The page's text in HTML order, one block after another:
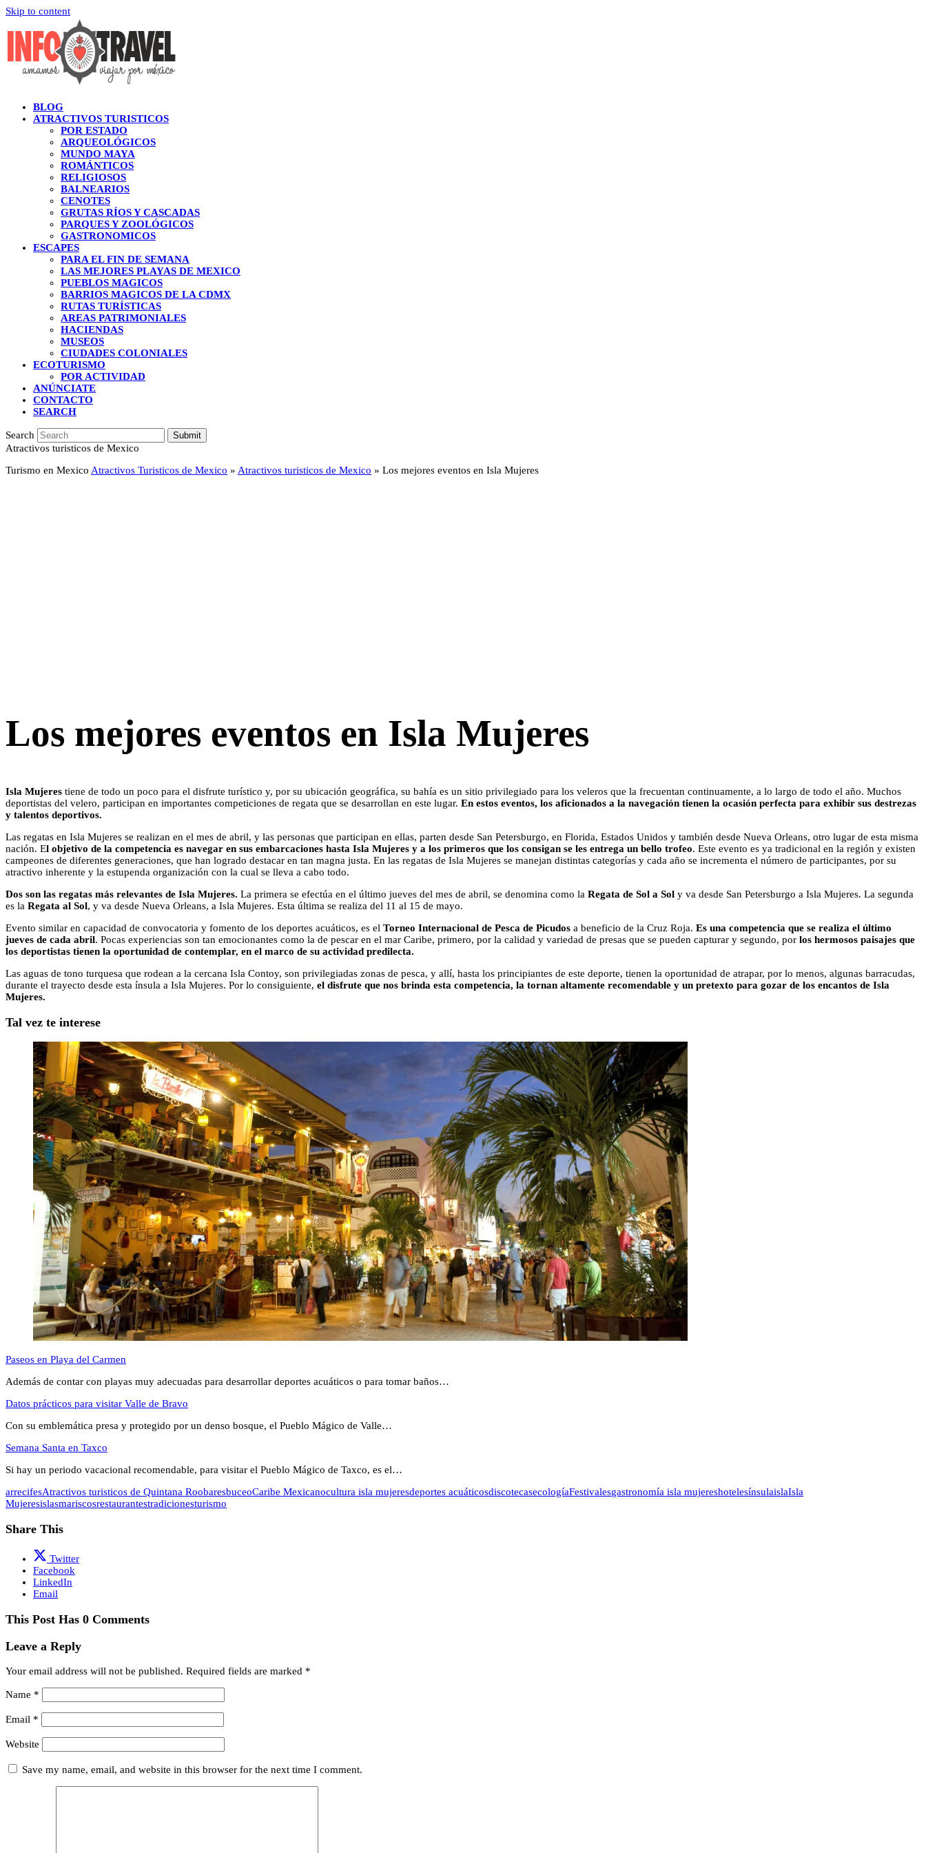
Skip to content
BLOG
ATRACTIVOS TURISTICOS
POR ESTADO
ARQUEOLÓGICOS
MUNDO MAYA
ROMÁNTICOS
RELIGIOSOS
BALNEARIOS
CENOTES
GRUTAS RÍOS Y CASCADAS
PARQUES Y ZOOLÓGICOS
GASTRONOMICOS
ESCAPES
PARA EL FIN DE SEMANA
LAS MEJORES PLAYAS DE MEXICO
PUEBLOS MAGICOS
BARRIOS MAGICOS DE LA CDMX
RUTAS TURÍSTICAS
AREAS PATRIMONIALES
HACIENDAS
MUSEOS
CIUDADES COLONIALES
ECOTURISMO
POR ACTIVIDAD
ANÚNCIATE
CONTACTO
SEARCH
Search Submit
Atractivos turisticos de Mexico
Turismo en Mexico Atractivos Turisticos de Mexico » Atractivos turisticos de Mexico » Los mejores eventos en Isla Mujeres
Los mejores eventos en Isla Mujeres
Isla Mujeres tiene de todo un poco para el disfrute turístico y, por su ubicación geográfica, su bahía es un sitio privilegiado para los veleros que la frecuentan continuamente, a lo largo de todo el año. Muchos
deportistas del velero, participan en importantes competiciones de regata que se desarrollan en este lugar. En estos eventos, los aficionados a la navegación tienen la ocasión perfecta para exhibir sus destrezas
y talentos deportivos.
Las regatas en Isla Mujeres se realizan en el mes de abril, y las personas que participan en ellas, parten desde San Petersburgo, en Florida, Estados Unidos y también desde Nueva Orleans, otro lugar de esta misma
nación. El objetivo de la competencia es navegar en sus embarcaciones hasta Isla Mujeres y a los primeros que los consigan se les entrega un bello trofeo. Este evento es ya tradicional en la región y existen
campeones de diferentes generaciones, que han logrado destacar en tan magna justa. En las regatas de Isla Mujeres se manejan distintas categorías y cada año se incrementa el número de participantes, por su
atractivo inherente y la estupenda organización con la cual se lleva a cabo todo.
Dos son las regatas más relevantes de Isla Mujeres. La primera se efectúa en el último jueves del mes de abril, se denomina como la Regata de Sol a Sol y va desde San Petersburgo a Isla Mujeres. La segunda
es la Regata al Sol, y va desde Nueva Orleans, a Isla Mujeres. Esta última se realiza del 11 al 15 de mayo.
Evento similar en capacidad de convocatoria y fomento de los deportes acuáticos, es el Torneo Internacional de Pesca de Picudos a beneficio de la Cruz Roja. Es una competencia que se realiza el último
jueves de cada abril. Pocas experiencias son tan emocionantes como la de pescar en el mar Caribe, primero, por la calidad y variedad de presas que se pueden capturar y segundo, por los hermosos paisajes que
los deportistas tienen la oportunidad de contemplar, en el marco de su actividad predilecta.
Las aguas de tono turquesa que rodean a la cercana Isla Contoy, son privilegiadas zonas de pesca, y allí, hasta los principiantes de este deporte, tienen la oportunidad de atrapar, por lo menos, algunas barracudas,
durante el trayecto desde esta ínsula a Isla Mujeres. Por lo consiguiente, el disfrute que nos brinda esta competencia, la tornan altamente recomendable y un pretexto para gozar de los encantos de Isla
Mujeres.
Tal vez te interese
Paseos en Playa del Carmen
Además de contar con playas muy adecuadas para desarrollar deportes acuáticos o para tomar baños…
Datos prácticos para visitar Valle de Bravo
Con su emblemática presa y protegido por un denso bosque, el Pueblo Mágico de Valle…
Semana Santa en Taxco
Si hay un periodo vacacional recomendable, para visitar el Pueblo Mágico de Taxco, es el…
arrecifesAtractivos turisticos de Quintana RoobaresbuceoCaribe Mexicanocultura isla mujeresdeportes acuáticosdiscotecasecologíaFestivalesgastronomía isla mujereshotelesínsulaislaIsla
Mujeresislasmariscosrestaurantestradicionesturismo
Share This
Twitter
Facebook
LinkedIn
Email
This Post Has 0 Comments
Leave a Reply
Your email address will not be published. Required fields are marked *
Name *
Email *
Website
Save my name, email, and website in this browser for the next time I comment.